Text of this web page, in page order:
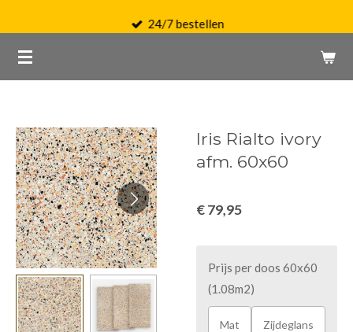
naar
de
24/7 bestellen
Iris Rialto ivory
afm. 60x60
€ 79,95
Prijs per doos 60x60
(1.08m2)
Mat Zijdeglans